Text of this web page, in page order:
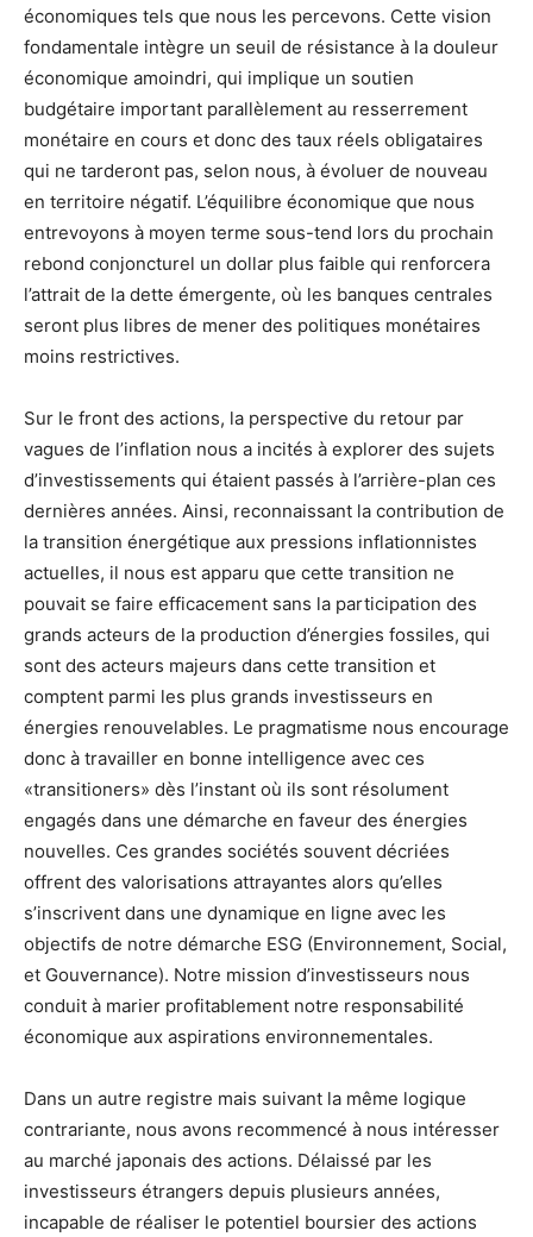
économiques tels que nous les percevons. Cette vision
fondamentale intègre un seuil de résistance à la douleur
économique amoindri, qui implique un soutien
budgétaire important parallèlement au resserrement
monétaire en cours et donc des taux réels obligataires
qui ne tarderont pas, selon nous, à évoluer de nouveau
en territoire négatif. L’équilibre économique que nous
entrevoyons à moyen terme sous-tend lors du prochain
rebond conjoncturel un dollar plus faible qui renforcera
l’attrait de la dette émergente, où les banques centrales
seront plus libres de mener des politiques monétaires
moins restrictives.
Sur le front des actions, la perspective du retour par
vagues de l’inflation nous a incités à explorer des sujets
d’investissements qui étaient passés à l’arrière-plan ces
dernières années. Ainsi, reconnaissant la contribution de
la transition énergétique aux pressions inflationnistes
actuelles, il nous est apparu que cette transition ne
pouvait se faire efficacement sans la participation des
grands acteurs de la production d’énergies fossiles, qui
sont des acteurs majeurs dans cette transition et
comptent parmi les plus grands investisseurs en
énergies renouvelables. Le pragmatisme nous encourage
donc à travailler en bonne intelligence avec ces
«transitioners» dès l’instant où ils sont résolument
engagés dans une démarche en faveur des énergies
nouvelles. Ces grandes sociétés souvent décriées
offrent des valorisations attrayantes alors qu’elles
s’inscrivent dans une dynamique en ligne avec les
objectifs de notre démarche ESG (Environnement, Social,
et Gouvernance). Notre mission d’investisseurs nous
conduit à marier profitablement notre responsabilité
économique aux aspirations environnementales.
Dans un autre registre mais suivant la même logique
contrariante, nous avons recommencé à nous intéresser
au marché japonais des actions. Délaissé par les
investisseurs étrangers depuis plusieurs années,
incapable de réaliser le potentiel boursier des actions